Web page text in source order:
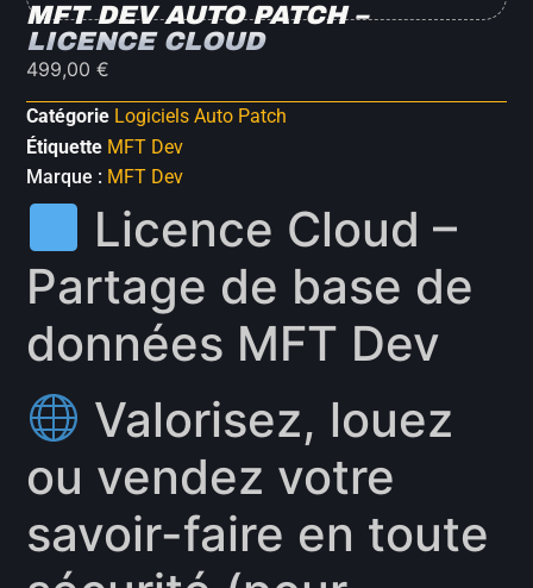
MFT DEV AUTO PATCH –
LICENCE CLOUD
499,00 €
Catégorie Logiciels Auto Patch
Étiquette MFT Dev
Marque : MFT Dev
Licence Cloud –
Partage de base de
données MFT Dev
Valorisez, louez
ou vendez votre
savoir-faire en toute